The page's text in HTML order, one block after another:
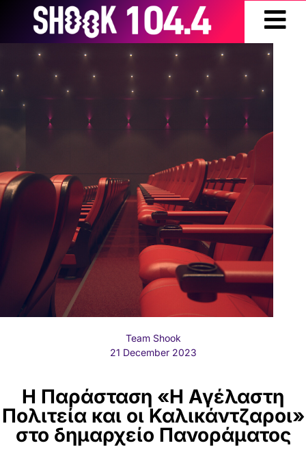
Team Shook
21 December 2023
Η Παράσταση «Η Αγέλαστη
Πολιτεία και οι Καλικάντζαροι»
στο δημαρχείο Πανοράματος